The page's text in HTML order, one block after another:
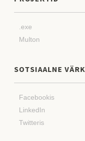
.exe
Multon
SOTSIAALNE VÄRK
Facebookis
LinkedIn
Twitteris